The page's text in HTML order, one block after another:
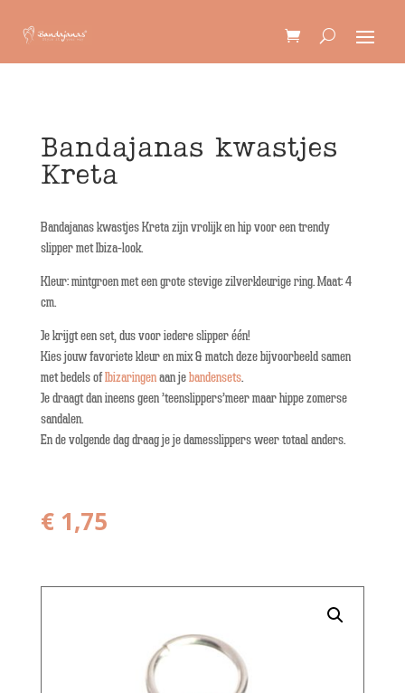
Bandajanas kwastjes
Kreta
Bandajanas kwastjes Kreta zijn vrolijk en hip voor een trendy
slipper met Ibiza-look.
Kleur: mintgroen met een grote stevige zilverkleurige ring. Maat: 4
cm.
Je krijgt een set, dus voor iedere slipper één!
Kies jouw favoriete kleur en mix & match deze bijvoorbeeld samen
met bedels ofIbizaringenaan jebandensets.
Je draagt dan ineens geen ’teenslippers’meer maar hippe zomerse
sandalen.
En de volgende dag draag je je damesslippers weer totaal anders.
€1,75